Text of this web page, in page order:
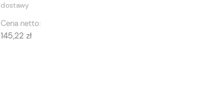
dostawy
Cena netto:
145,22 zł